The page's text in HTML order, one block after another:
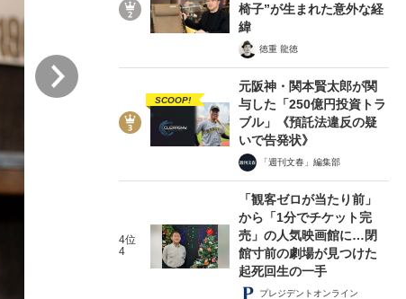
2/6
椅子”が生まれた意外な経
緯
徳重 龍徳
SCOOP!
元阪神・関本賢太郎が関
与した「250億円投資トラ
ブル」《預託法違反の疑
いで告発状》
「週刊文春」編集部
4位
4
「観客ゼロが当たり前」
から「1分でチケット完
売」の人気映画館に…閉
館寸前の劇場が見つけた
起死回生の一手
プレジデントオンライン